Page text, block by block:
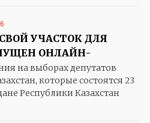
УЧАСТОК ДЛЯ
ОНЛАЙН-
на выборах депутатов
которые состоятся 23
Республики Казахстан